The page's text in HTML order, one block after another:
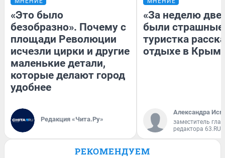
«Это было
безобразно». Почему с
площади Революции
исчезли цирки и другие
маленькие детали,
которые делают город
удобнее
Редакция «Чита.Ру»
«За неделю две
были
туристка
отдыхе в
Александра
заместитель
редактора 63.RU
РЕКОМЕНДУЕМ